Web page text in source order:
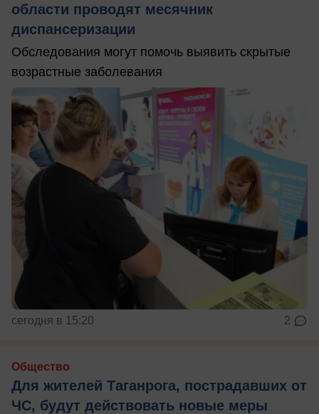
области проводят месячник
диспансеризации
Обследования могут помочь выявить скрытые
возрастные заболевания
сегодня в 15:20 2
Общество
Для жителей Таганрога, пострадавших от
ЧС, будут действовать новые меры